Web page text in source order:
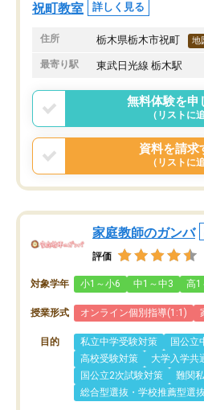
祝町教室 詳しく見る
住所 栃木県栃木市祝町 地
最寄り駅 東武日光線 栃木駅
無料体験を申
（リストに
資料を請求
（リストに
家庭教師のガンバ
評価
対象学年 小1～小6 中1～中3 高1
授業形式 オンライン個別指導(1:1)
目的 私立中学受験対策
国公立
高校受験対策
大学入学共
国公立2次試験対策
難関
総合型選抜・学校推薦型選